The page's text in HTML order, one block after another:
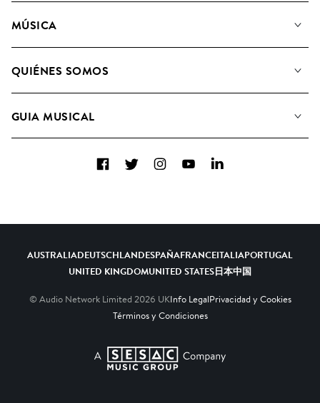
MÚSICA
Buscar
QUIÉNES SOMOS
Candidaturas Nuevos Compositores
GUIA MUSICAL
FacebookTwitterInstagramYouTubeLinkedIn
AUSTRALIADEUTSCHLANDESPAÑAFRANCEITALIAPORTUGAL
UNITED KINGDOMUNITED STATES日本中国
© Audio Network Limited 2026 UKInfo LegalPrivacidad y Cookies
Términos y Condiciones
A SESAC Company